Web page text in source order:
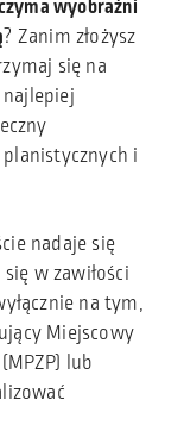
wyobraźni
? Zanim złożysz
się na
i
nadaje się
w zawiłości
na tym,
Miejscowy
lub